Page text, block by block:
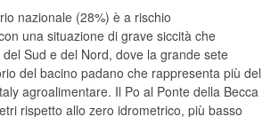
nazionale (28%) è a rischio
una situazione di grave siccità che
Sud e del Nord, dove la grande sete
del bacino padano che rappresenta più del
agroalimentare. Il Po al Ponte della Becca
rispetto allo zero idrometrico, più basso